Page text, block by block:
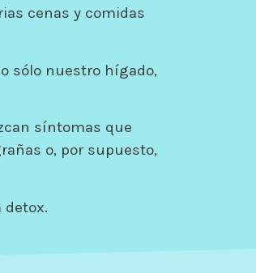
cenas y comidas
sólo nuestro hígado,
síntomas que
o, por supuesto,
detox.